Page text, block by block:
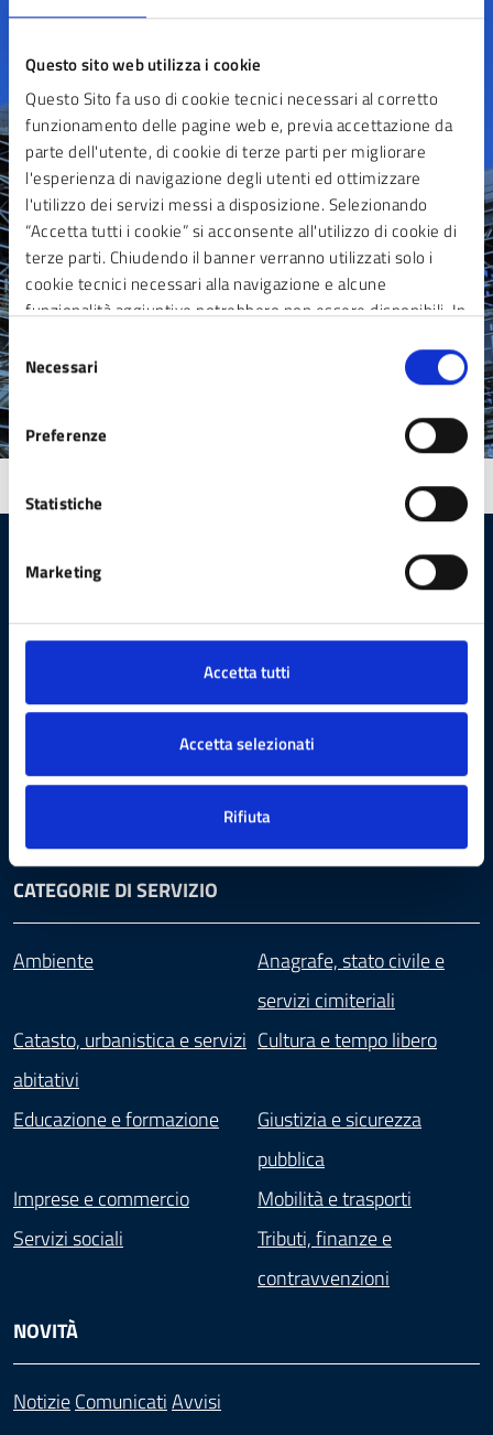
Questo sito web utilizza i cookie
Questo Sito fa uso di cookie tecnici necessari al corretto
funzionamento delle pagine web e, previa accettazione da
parte dell'utente, di cookie di terze parti per migliorare
l'esperienza di navigazione degli utenti ed ottimizzare
l'utilizzo dei servizi messi a disposizione. Selezionando
“Accetta tutti i cookie” si acconsente all'utilizzo di cookie di
terze parti. Chiudendo il banner verranno utilizzati solo i
cookie tecnici necessari alla navigazione e alcune
funzionalità aggiuntive potrebbero non essere disponibili. In
che contribuiscono a rendere fruibile il sito web abilitando
funzionalità di base quali la navigazione sulle pagine e
l’accesso alle aree protette del sito. Il sito web non è in
grado di funzionare correttamente senza questi cookie
Selezione
del
consenso
Necessari
Preferenze
Statistiche
Marketing
Accetta tutti
Accetta selezionati
Rifiuta
Contatta il comune
Leggi le domande frequenti
Richiedi assistenza
Prenota appuntamento
Segnala Disservizio
Comune di Sesto San Giovanni
Aree amministrativeDocumenti e dati
Enti e Associazioni
CATEGORIE DI SERVIZIO
Ambiente
Anagrafe, stato civile e
servizi cimiteriali
Catasto, urbanistica e servizi
abitativi
Cultura e tempo libero
Educazione e formazione
Giustizia e sicurezza
pubblica
Imprese e commercio
Mobilità e trasporti
Servizi sociali
Tributi, finanze e
contravvenzioni
NOVITÀ
NotizieComunicatiAvvisi